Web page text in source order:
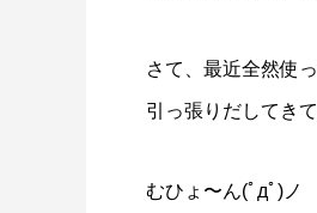
さて、最近全然使
引っ張りだしてき
むひょ〜ん(ﾟдﾟ)ノ